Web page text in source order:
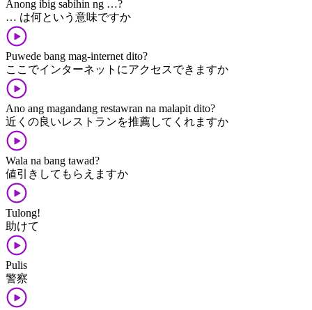
Anong ibig sabihin ng …?
… は何という意味ですか
Puwede bang mag-internet dito?
ここでインターネットにアクセスできますか
Ano ang magandang restawran na malapit dito?
近くの良いレストランを推薦してくれますか
Wala na bang tawad?
値引きしてもらえますか
Tulong!
助けて
Pulis
警察